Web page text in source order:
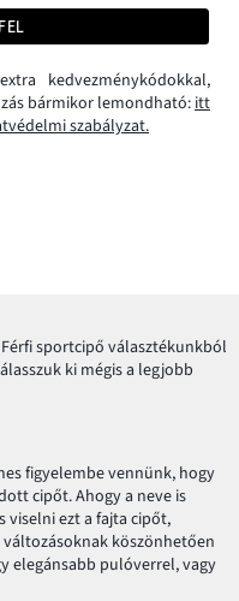
kedvezménykódokkal,
bármikor lemondható:itt
szabályzat.
sportcipő választékunkból
ki mégis a legjobb
figyelembe vennünk, hogy
cipőt. Ahogy a neve is
viselni ezt a fajta cipőt,
köszönhetően
elegánsabb pulóverrel, vagy